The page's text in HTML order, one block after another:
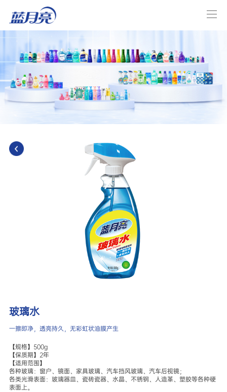
玻璃水
一擦即净，透亮持久，无彩虹状油膜产生
【规格】500g
【保质期】2年
【适用范围】
各种玻璃：窗户、镜面、家具玻璃、汽车挡风玻璃、汽车后视镜；
各类光滑表面：玻璃器皿、瓷砖瓷器、水晶、不锈钢、人造革、塑胶等各种硬
表面上。